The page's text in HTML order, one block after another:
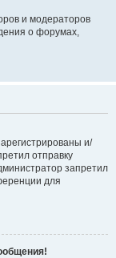
и модераторов
о форумах,
и/
отправку
запретил
для